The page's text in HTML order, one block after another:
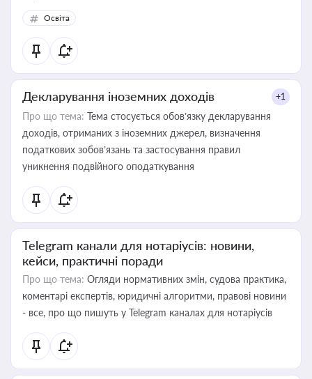
Освіта
Декларування іноземних доходів +1
Про що тема: Тема стосується обов’язку декларування
доходів, отриманих з іноземних джерел, визначення
податкових зобов’язань та застосування правил
уникнення подвійного оподаткування
Telegram канали для нотаріусів: новини,
кейси, практичні поради
Про що тема: Огляди нормативних змін, судова практика,
коментарі експертів, юридичні алгоритми, правові новини
- все, про що пишуть у Telegram каналах для нотаріусів